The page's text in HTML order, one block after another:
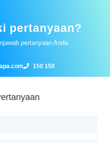
pertanyaan?
pertanyaan Anda.
150 150